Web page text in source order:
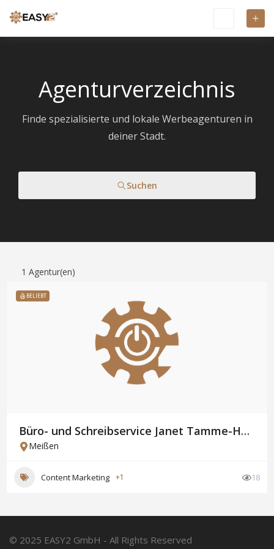
Agenturverzeichnis
Finde spezialisierte und lokale Werbeagenturen in
deiner Stadt.
Suchen
1 Agentur(en)
BELIEBT
Büro- und Schreibservice Janet Tamme-Hentzschel
Meißen
Content Marketing +1 18
© 2025 EASY2 GmbH - All Rights Reserved